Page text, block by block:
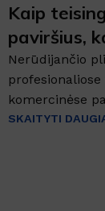
Kaip
paviršius,
Nerūdijančio
komercinėse
SKAITYTI